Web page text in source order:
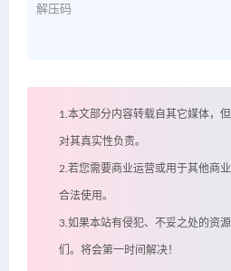
解压码
1.本文部分内容转载自其它媒体，
对其真实性负责。
2.若您需要商业运营或用于其他商
合法使用。
3.如果本站有侵犯、不妥之处的资
们。将会第一时间解决！